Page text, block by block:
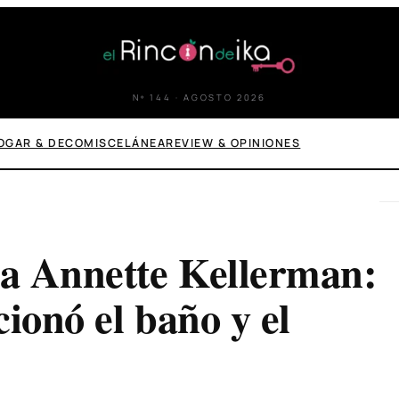
Nº 144 · AGOSTO 2026
& DECOMISCELÁNEAREVIEW & OPINIONES
Annette Kellerman:
el baño y el